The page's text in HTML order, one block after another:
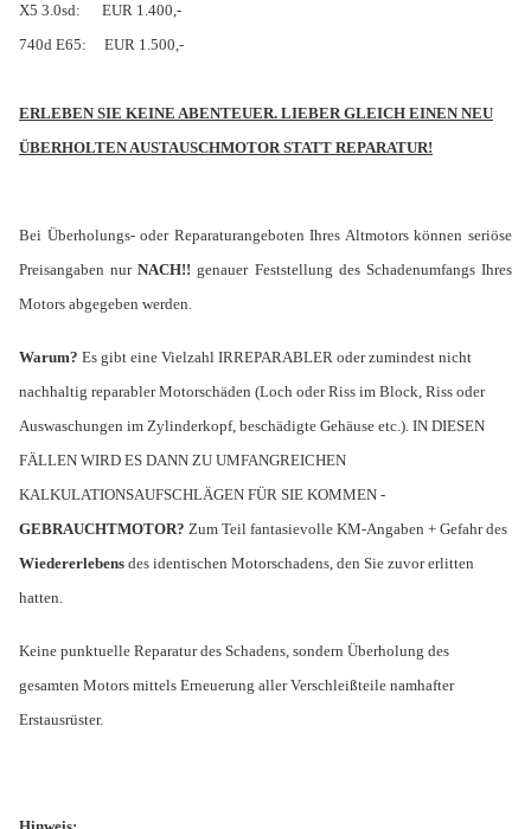
X5 3.0sd:
EUR 1.400,-
740d E65:
EUR 1.500,-
ERLEBEN SIE KEINE ABENTEUER. LIEBER GLEICH EINEN NEU
ÜBERHOLTEN AUSTAUSCHMOTOR STATT REPARATUR!
Bei Überholungs- oder Reparaturangeboten Ihres Altmotors können seriöse
Preisangaben nurNACH!! genauer Feststellung des Schadenumfangs Ihres
Motors abgegeben werden.
Warum? Es gibt eine Vielzahl IRREPARABLER oder zumindest nicht
nachhaltig reparabler Motorschäden (Loch oder Riss im Block, Riss oder
Auswaschungen im Zylinderkopf, beschädigte Gehäuse etc.). IN DIESEN
FÄLLEN WIRD ES DANN ZU UMFANGREICHEN
KALKULATIONSAUFSCHLÄGEN FÜR SIE KOMMEN -
GEBRAUCHTMOTOR? Zum Teil fantasievolle KM-Angaben + Gefahr des
Wiedererlebens des identischen Motorschadens, den Sie zuvor erlitten
hatten.
Keine punktuelle Reparatur des Schadens, sondern Überholung des
gesamten Motors mittels Erneuerung aller Verschleißteile namhafter
Erstausrüster.